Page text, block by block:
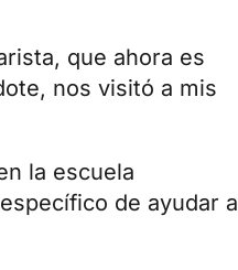
que ahora es
nos visitó a mis
la escuela
de ayudar a